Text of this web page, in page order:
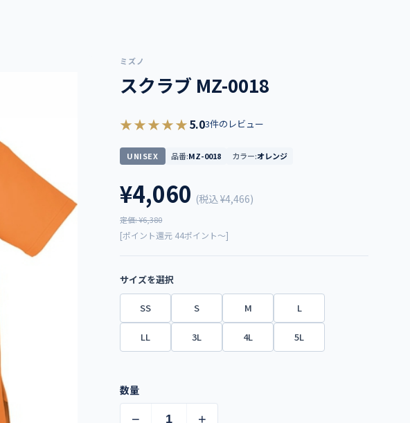
ミズノ
スクラブ MZ-0018
★★★★★5.03件のレビュー
UNISEX 品番:MZ-0018 カラー:オレンジ
¥4,060 (税込¥4,466)
定価: ¥6,380
[ポイント還元 44ポイント～]
サイズを選択
SS S M L
LL 3L 4L 5L
数量
− +